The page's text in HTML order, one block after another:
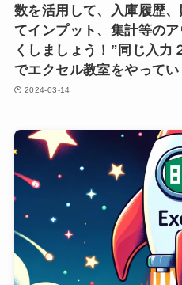
数を活用して、入庫履歴
てインプット、集計等の
くしましょう！”同じ入力
でエクセル教室をやってい
2024-03-14